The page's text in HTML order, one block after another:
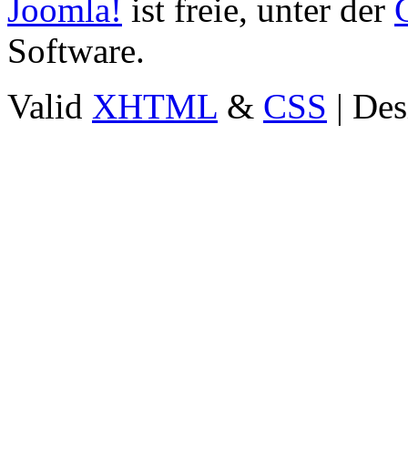
Joomla! ist freie, unter der
Software.
Valid XHTML & CSS |